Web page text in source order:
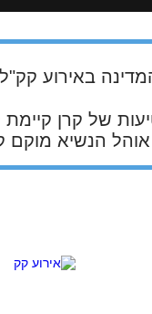
של קרן
הנשיא מוקם קרון